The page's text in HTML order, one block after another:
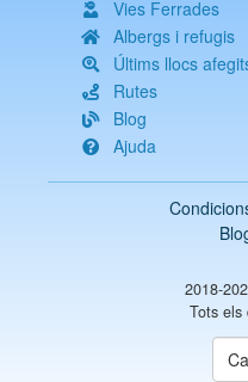
Vies Ferrades
Albergs i refugis
Últims llocs
Rutes
Blog
Ajuda
2018-
Tots els
Select
your